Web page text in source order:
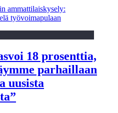
ammattilaiskysely:
työvoimapulaan
18 prosenttia,
parhaillaan
uusista